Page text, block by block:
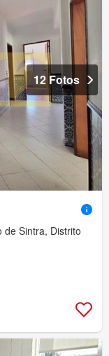
12 Fotos
Sintra, Distrito